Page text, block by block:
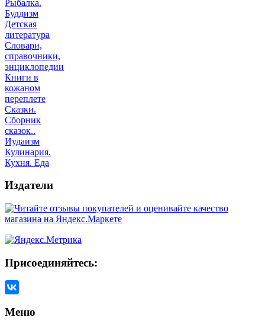
Рыбалка.
Буддизм
Детская
литература
Словари,
справочники,
энциклопедии
Книги в
кожаном
переплете
Сказки.
Сборник
сказок..
Иудаизм
Кулинария.
Кухня. Еда
Издатели
Присоединяйтесь:
Меню